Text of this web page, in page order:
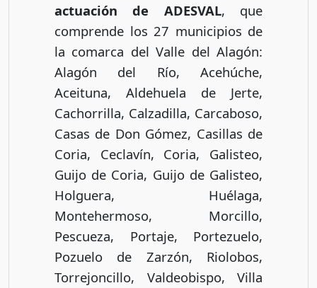
actuación de ADESVAL, que
comprende los 27 municipios de
la comarca del Valle del Alagón:
Alagón del Río, Acehúche,
Aceituna, Aldehuela de Jerte,
Cachorrilla, Calzadilla, Carcaboso,
Casas de Don Gómez, Casillas de
Coria, Ceclavín, Coria, Galisteo,
Guijo de Coria, Guijo de Galisteo,
Holguera, Huélaga,
Montehermoso, Morcillo,
Pescueza, Portaje, Portezuelo,
Pozuelo de Zarzón, Riolobos,
Torrejoncillo, Valdeobispo, Villa